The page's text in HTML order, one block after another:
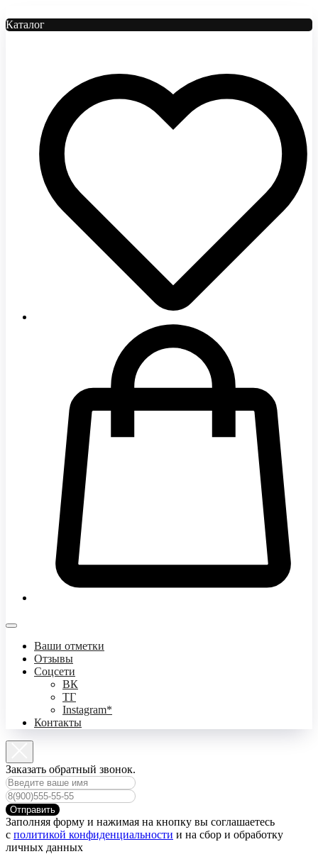
Каталог
Ваши отметки
Отзывы
Соцсети
ВК
ТГ
Instagram*
Контакты
Заказать обратный звонок.
Отправить
Заполняя форму и нажимая на кнопку вы соглашаетесь
с политикой конфиденциальности и на сбор и обработку
личных данных